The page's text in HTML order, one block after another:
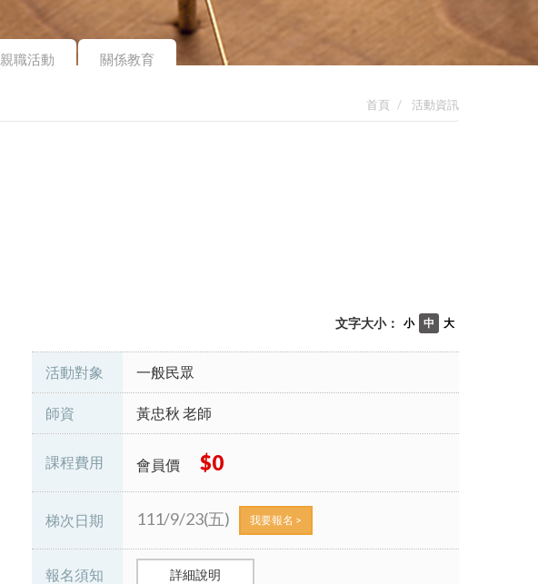
親職活動 關係教育
首頁 活動資訊
大
中
小
文字大小：
活動對象 一般民眾
師資 黃忠秋 老師
課程費用 會員價 $0
梯次日期 111/9/23(五) 我要報名 >
報名須知 詳細說明